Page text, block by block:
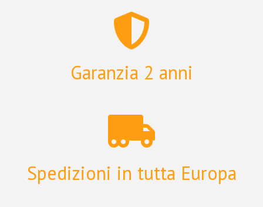
Garanzia 2 anni
Spedizioni in tutta Europa